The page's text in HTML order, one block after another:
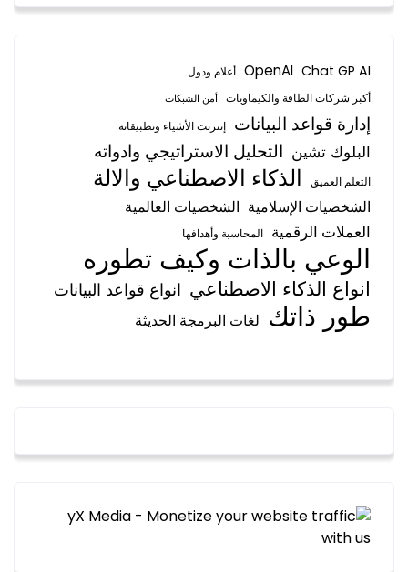
Chat GP AI
OpenAI أعلام ودول
أكبر شركات الطاقة والكيماويات أمن الشبكات
إدارة قواعد البيانات إنترنت الأشياء وتطبيقاته
البلوك تشين التحليل الاستراتيجي وادواته
التعلم العميق الذكاء الاصطناعي والالة
الشخصيات الإسلامية الشخصيات العالمية
العملات الرقمية المحاسبة وأهدافها
الوعي بالذات وكيف تطوره
انواع الذكاء الاصطناعي انواع قواعد البيانات
طور ذاتك لغات البرمجة الحديثة